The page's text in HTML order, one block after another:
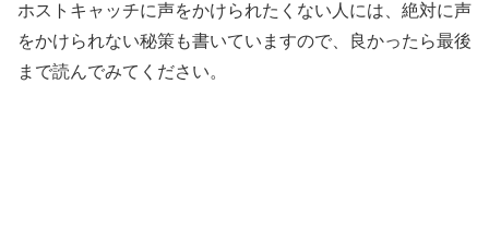
ホストキャッチに声をかけられたくない人には、絶対に声
をかけられない秘策も書いていますので、良かったら最後
まで読んでみてください。